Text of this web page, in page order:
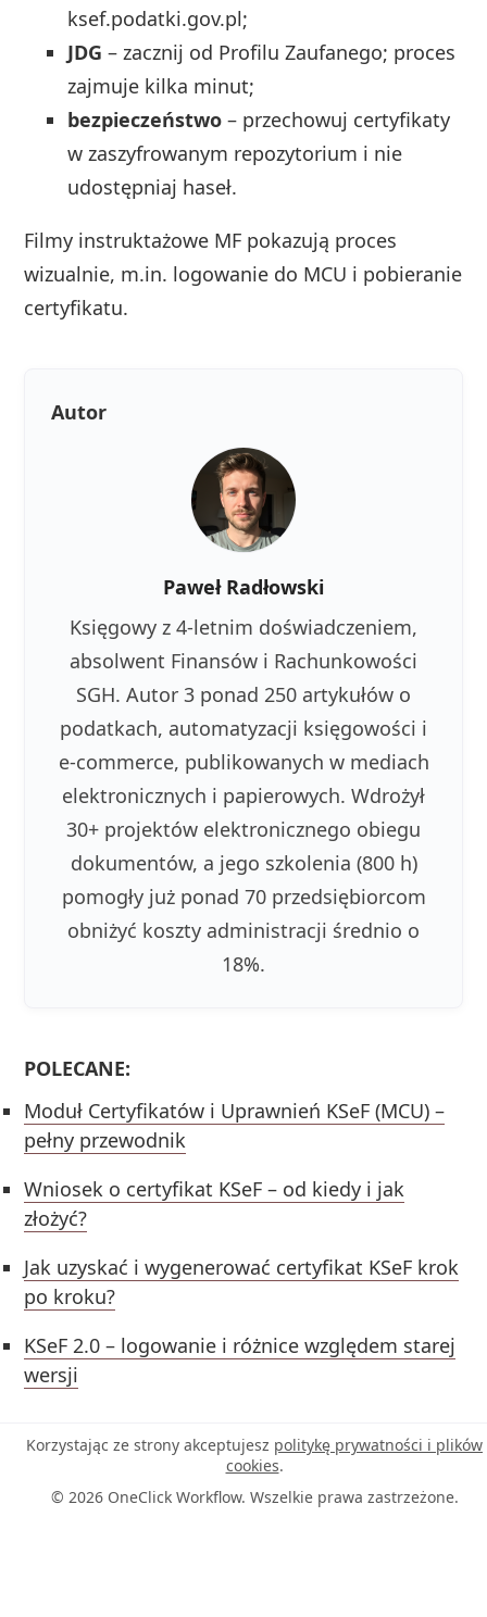
ksef.podatki.gov.pl;
JDG – zacznij od Profilu Zaufanego; proces
zajmuje kilka minut;
bezpieczeństwo – przechowuj certyfikaty
w zaszyfrowanym repozytorium i nie
udostępniaj haseł.
Filmy instruktażowe MF pokazują proces
wizualnie, m.in. logowanie do MCU i pobieranie
certyfikatu.
Autor
Paweł Radłowski
Księgowy z 4-letnim doświadczeniem,
absolwent Finansów i Rachunkowości
SGH. Autor 3 ponad 250 artykułów o
podatkach, automatyzacji księgowości i
e-commerce, publikowanych w mediach
elektronicznych i papierowych. Wdrożył
30+ projektów elektronicznego obiegu
dokumentów, a jego szkolenia (800 h)
pomogły już ponad 70 przedsiębiorcom
obniżyć koszty administracji średnio o
18%.
POLECANE:
Moduł Certyfikatów i Uprawnień KSeF (MCU) –
pełny przewodnik
Wniosek o certyfikat KSeF – od kiedy i jak
złożyć?
Jak uzyskać i wygenerować certyfikat KSeF krok
po kroku?
KSeF 2.0 – logowanie i różnice względem starej
wersji
Korzystając ze strony akceptujesz politykę prywatności i plików
cookies.
© 2026 OneClick Workflow. Wszelkie prawa zastrzeżone.